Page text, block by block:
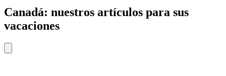
Canadá: nuestros artículos para sus
vacaciones